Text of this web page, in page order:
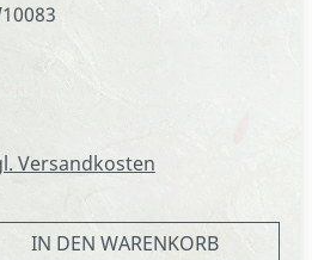
Versandkosten
Gib den
IN DEN WARENKORB